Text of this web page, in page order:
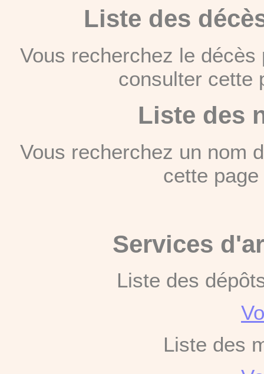
Liste des
Vous recherchez le
consulter
Liste des
Vous recherchez un nom
cette
Services
Liste des
Liste des